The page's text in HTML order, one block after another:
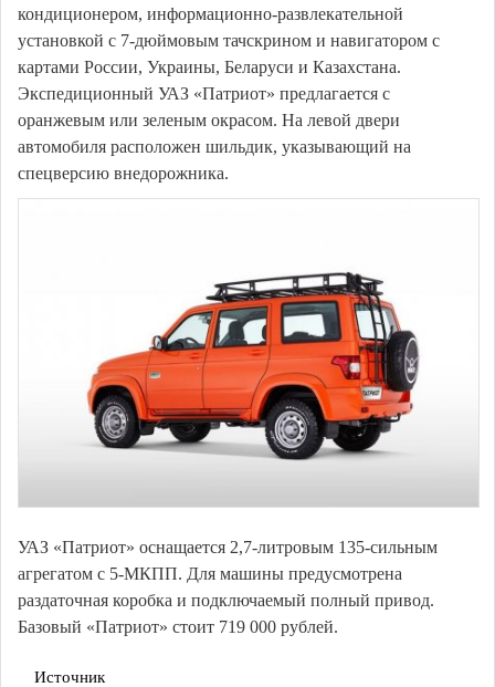
кондиционером, информационно-развлекательной
установкой с 7-дюймовым тачскрином и навигатором с
картами России, Украины, Беларуси и Казахстана.
Экспедиционный УАЗ «Патриот» предлагается с
оранжевым или зеленым окрасом. На левой двери
автомобиля расположен шильдик, указывающий на
спецверсию внедорожника.
УАЗ «Патриот» оснащается 2,7-литровым 135-сильным
агрегатом с 5-МКПП. Для машины предусмотрена
раздаточная коробка и подключаемый полный привод.
Базовый «Патриот» стоит 719 000 рублей.
Источник